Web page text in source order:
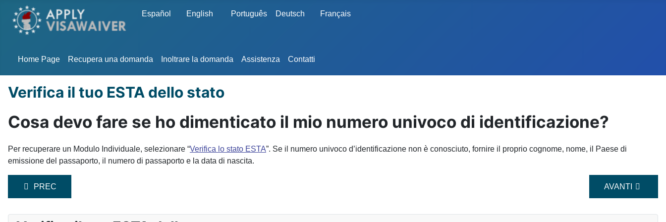
Seleziona la tua lingua
Español English Português Deutsch Français
Home Page Recupera una domanda Inoltrare la domanda Assistenza Contatti
Verifica il tuo ESTA dello stato
Cosa devo fare se ho dimenticato il mio numero univoco di identificazione?
Per recuperare un Modulo Individuale, selezionare “Verifica lo stato ESTA”. Se il numero univoco d’identificazione non è conosciuto, fornire il proprio cognome, nome, il Paese di
emissione del passaporto, il numero di passaporto e la data di nascita.
ARTICOLO PRECEDENTE: COME POSSO AGGIORNARE LE INFORMAZIONI SUL MIO MODULO?
PREC ARTICOLO
AVANTI